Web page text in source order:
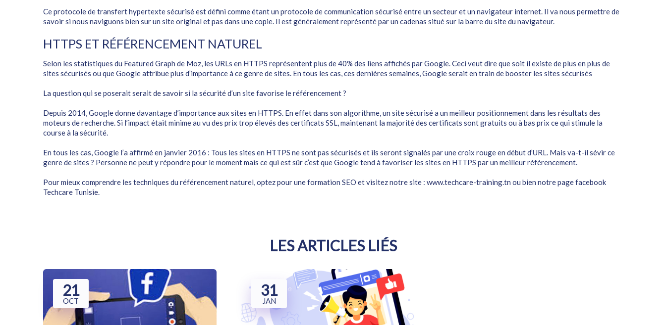
Ce protocole de transfert hypertexte sécurisé est défini comme étant un protocole de communication sécurisé entre un secteur et un navigateur internet. Il va nous permettre de
savoir si nous naviguons bien sur un site original et pas dans une copie. Il est généralement représenté par un cadenas situé sur la barre du site du navigateur.
HTTPS ET RÉFÉRENCEMENT NATUREL
Selon les statistiques du Featured Graph de Moz, les URLs en HTTPS représentent plus de 40% des liens affichés par Google. Ceci veut dire que soit il existe de plus en plus de
sites sécurisés ou queGoogleattribue plus d’importance à ce genre de sites. En tous les cas, ces dernières semaines, Google serait en train de booster les sites sécurisés
La question qui se poserait serait de savoir si la sécurité d’un site favorise le référencement ?
Depuis 2014, Google donne davantage d’importance aux sites en HTTPS. En effet dans son algorithme, un site sécurisé a un meilleur positionnement dans les résultats des
moteurs de recherche. Si l’impact était minime au vu des prix trop élevés des certificats SSL, maintenant la majorité des certificats sont gratuits ou à bas prix ce qui stimule la
course à la sécurité.
En tous les cas, Google l’a affirmé en janvier 2016 : Tous les sites en HTTPS ne sont pas sécurisés et ils seront signalés par une croix rouge en début d’URL. Mais va-t-il sévir ce
genre de sites ? Personne ne peut y répondre pour le moment mais ce qui est sûr c’est que Google tend à favoriser les sites en HTTPS par un meilleur référencement.
Pour mieux comprendre les techniques du référencement naturel, optez pour une formation SEO et visitez notre site : www.techcare-training.tn ou bien notre page facebook
Techcare Tunisie.
LES ARTICLES LIÉS
21
OCT
31
JAN